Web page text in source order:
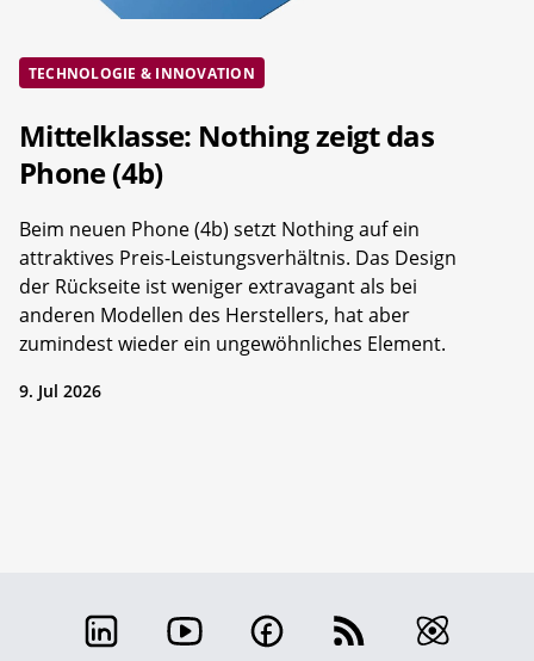
TECHNOLOGIE & INNOVATION
Mittelklasse: Nothing zeigt das
Phone (4b)
Beim neuen Phone (4b) setzt Nothing auf ein
attraktives Preis-Leistungsverhältnis. Das Design
der Rückseite ist weniger extravagant als bei
anderen Modellen des Herstellers, hat aber
zumindest wieder ein ungewöhnliches Element.
9. Jul 2026